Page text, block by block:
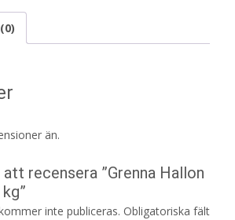
än.
recensera ”Grenna Hallon
inte publiceras. Obligatoriska fält